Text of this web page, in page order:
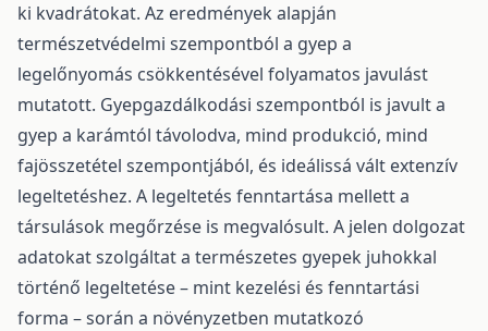
ki kvadrátokat. Az eredmények alapján
természetvédelmi szempontból a gyep a
legelőnyomás csökkentésével folyamatos javulást
mutatott. Gyepgazdálkodási szempontból is javult a
gyep a karámtól távolodva, mind produkció, mind
fajösszetétel szempontjából, és ideálissá vált extenzív
legeltetéshez. A legeltetés fenntartása mellett a
társulások megőrzése is megvalósult. A jelen dolgozat
adatokat szolgáltat a természetes gyepek juhokkal
történő legeltetése – mint kezelési és fenntartási
forma – során a növényzetben mutatkozó